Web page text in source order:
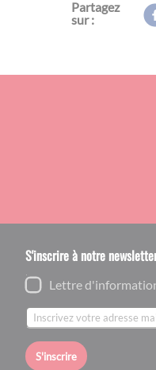
Partagez
sur :
S'inscrire à notre
Lettre
S'inscrire